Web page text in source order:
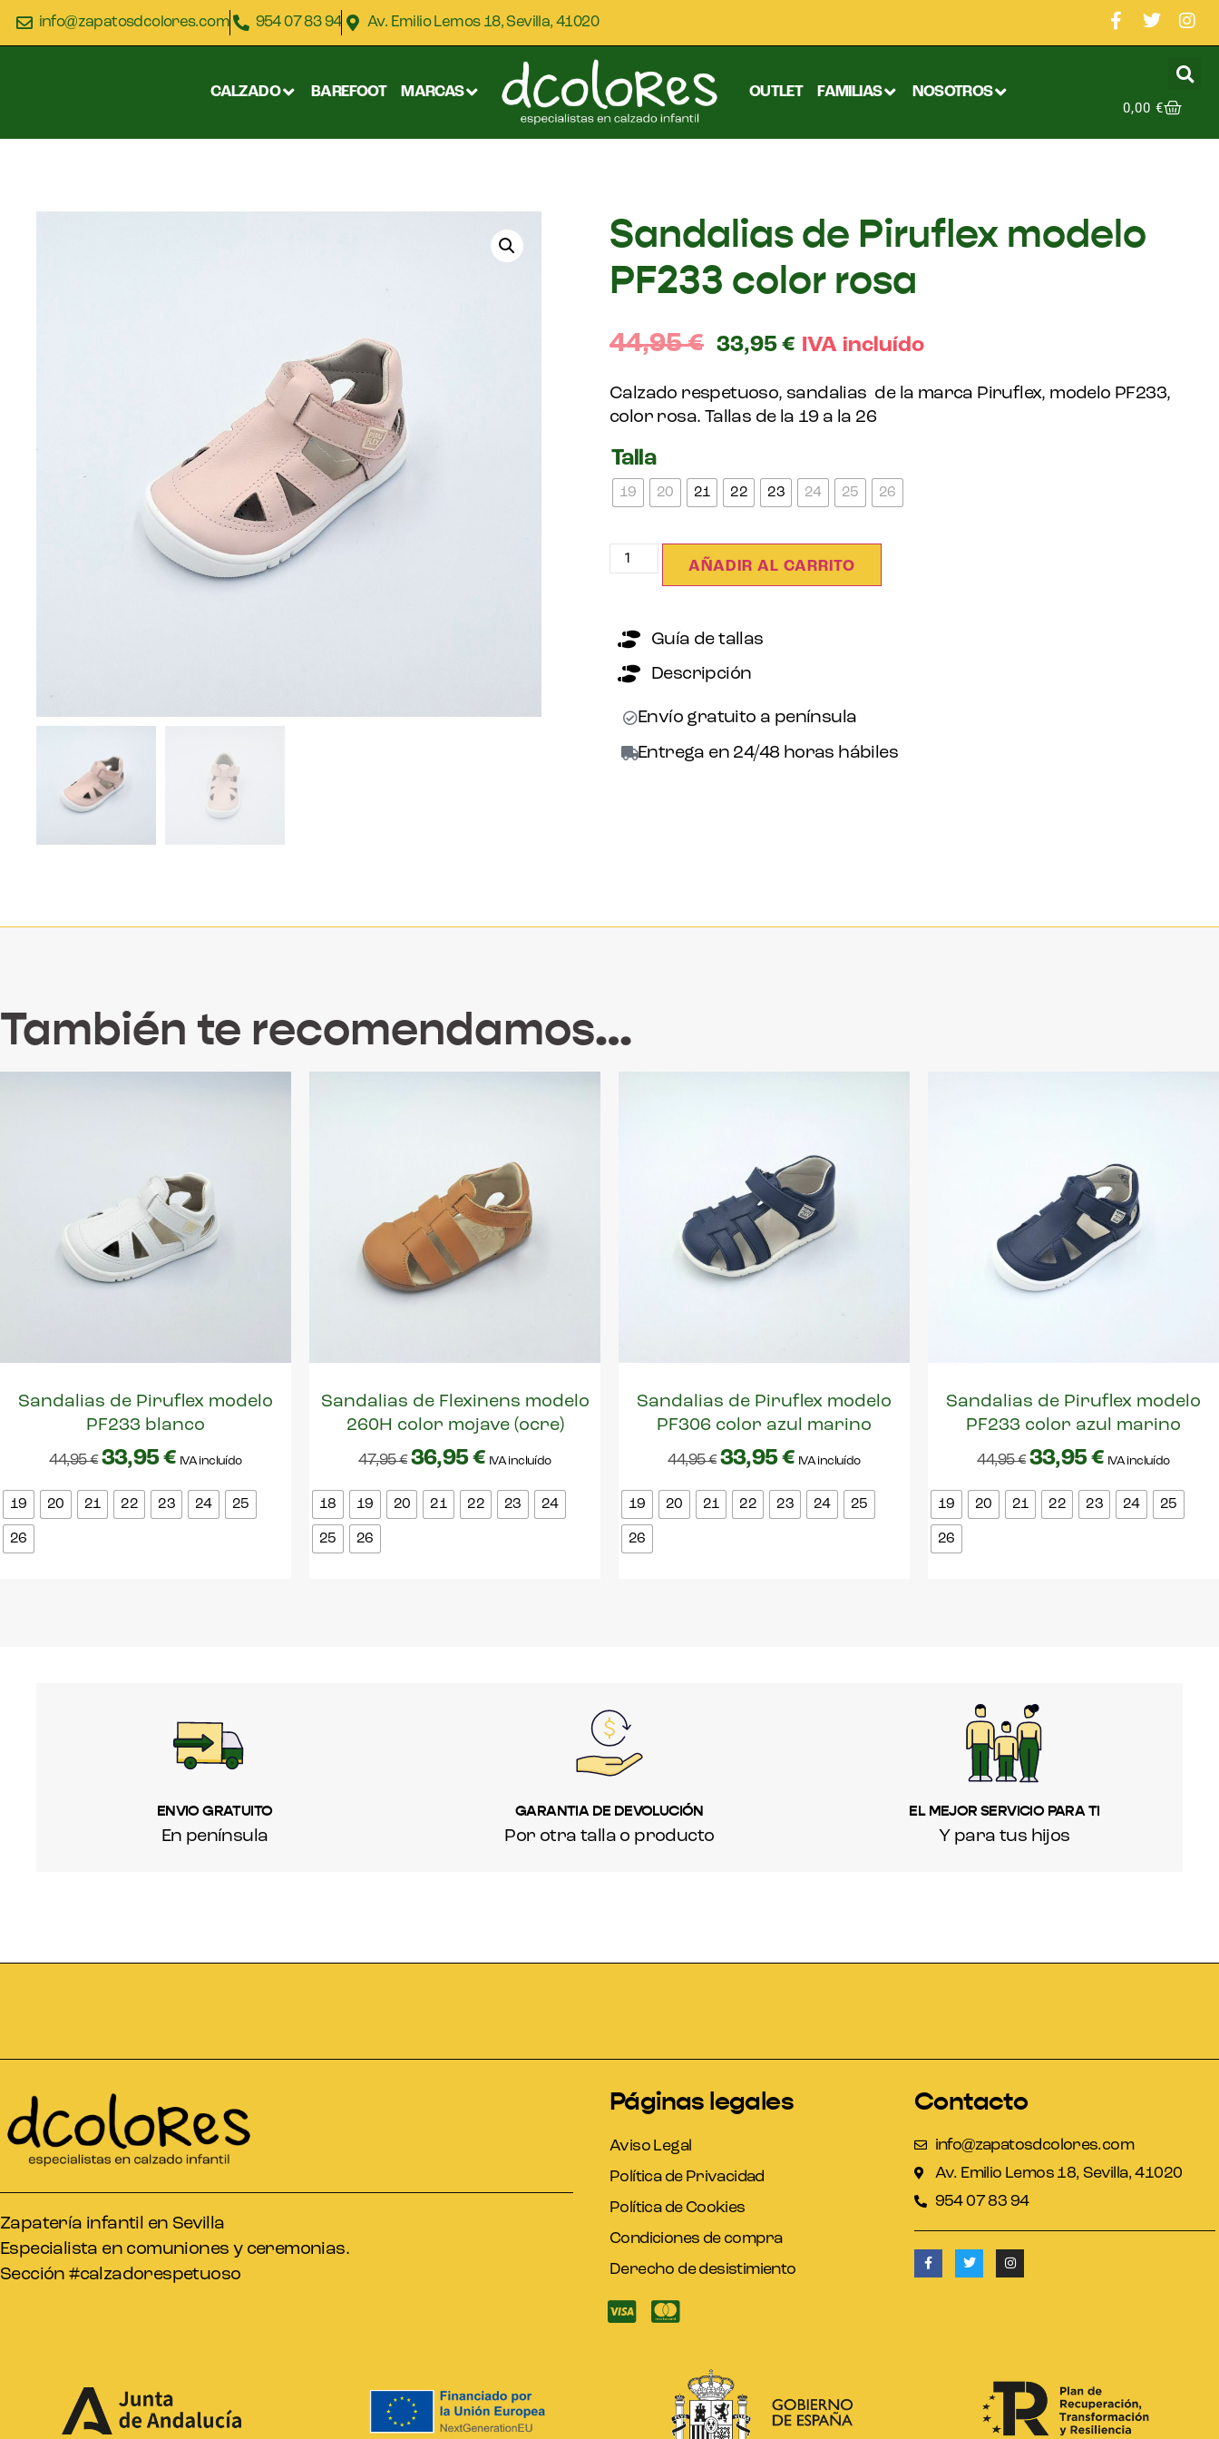
info@zapatosdcolores.com 954 07 83 94 Av. Emilio Lemos 18, Sevilla, 41020
CALZADO BAREFOOT MARCAS OUTLET FAMILIAS NOSOTROS
0,00 €
Sandalias de Piruflex modelo
PF233 color rosa
44,95€ 33,95 € IVA incluído
Calzado respetuoso, sandalias de la marca Piruflex, modelo PF233,
color rosa. Tallas de la 19 a la 26
Talla
19 20 21 22 23 24 25 26
AÑADIR AL CARRITO
Guía de tallas
Descripción
Envío gratuito a península
Entrega en 24/48 horas hábiles
También te recomendamos…
Sandalias de Piruflex modelo
PF233 blanco
44,95€ 33,95€ IVA incluído
19 20 21 22 23 24 25
26
Sandalias de Flexinens modelo
260H color mojave (ocre)
47,95€ 36,95€ IVA incluído
18 19 20 21 22 23 24
25 26
Sandalias de Piruflex modelo
PF306 color azul marino
44,95€ 33,95€ IVA incluído
19 20 21 22 23 24 25
26
Sandalias de Piruflex modelo
PF233 color azul marino
44,95€ 33,95€ IVA incluído
19 20 21 22 23 24 25
26
ENVIO GRATUITO
En península
GARANTIA DE DEVOLUCIÓN
Por otra talla o producto
EL MEJOR SERVICIO PARA TI
Y para tus hijos
Zapatería infantil en Sevilla
Especialista en comuniones y ceremonias.
Sección #calzadorespetuoso
Páginas legales
Aviso Legal
Política de Privacidad
Política de Cookies
Condiciones de compra
Derecho de desistimiento
Contacto
info@zapatosdcolores.com
Av. Emilio Lemos 18, Sevilla, 41020
954 07 83 94